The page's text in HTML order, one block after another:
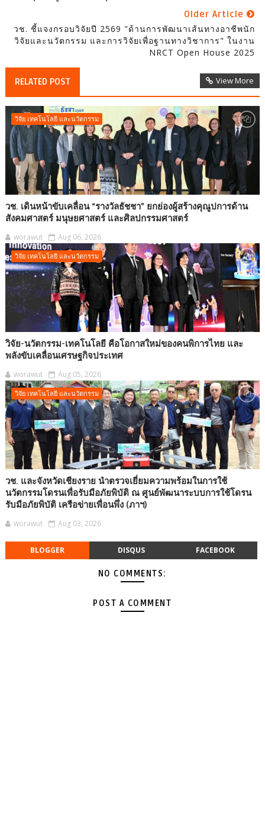
Older Article
วช. ชี้แจงกรอบวิจัยปี 2569 "ด้านการพัฒนาเส้นทางอาชีพนัก
วิจัยและนวัตกรรม และการวิจัยเพื่อฐานทางวิชาการ" ในงาน
NRCT Open House 2025
RELATED POST View More
วิจัย เทคโนโลยี และนวัตกรรม
วช. เดินหน้าขับเคลื่อน “รางวัลธัชชา” ยกย่องผู้สร้างคุณูปการด้าน
สังคมศาสตร์ มนุษยศาสตร์ และศิลปกรรมศาสตร์
worawut Aug 06, 2026
วิจัย เทคโนโลยี และนวัตกรรม
วิจัย-นวัตกรรม-เทคโนโลยี คือโอกาสใหม่ของคนพิการไทย และ
พลังขับเคลื่อนเศรษฐกิจประเทศ
worawut Aug 05, 2026
วิจัย เทคโนโลยี และนวัตกรรม
วช. และจังหวัดเชียงราย นำตรวจเยี่ยมความพร้อมในการใช้
นวัตกรรมโดรนเพื่อรับมือภัยพิบัติ ณ ศูนย์พัฒนาระบบการใช้โดรน
รับมือภัยพิบัติ เครือข่ายเพื่อนพึ่ง (ภาฯ)
worawut Aug 03, 2026
BLOGGER DISQUS FACEBOOK
NO COMMENTS:
POST A COMMENT